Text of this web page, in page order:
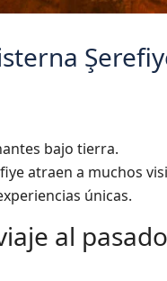
bajo tierra.
atraen a muchos
únicas.
al pasado